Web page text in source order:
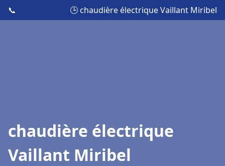
📞 🕒 chaudière électrique Vaillant Miribel
chaudière électrique
Vaillant Miribel